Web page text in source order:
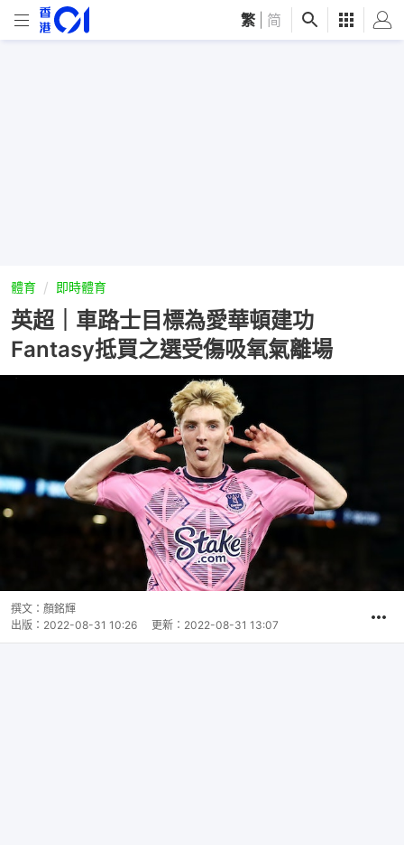
繁 简
體育 即時體育
英超｜車路士目標為愛華頓建功
Fantasy抵買之選受傷吸氧氣離場
撰文： 顏銘輝
出版： 2022-08-31 10:26 更新： 2022-08-31 13:07